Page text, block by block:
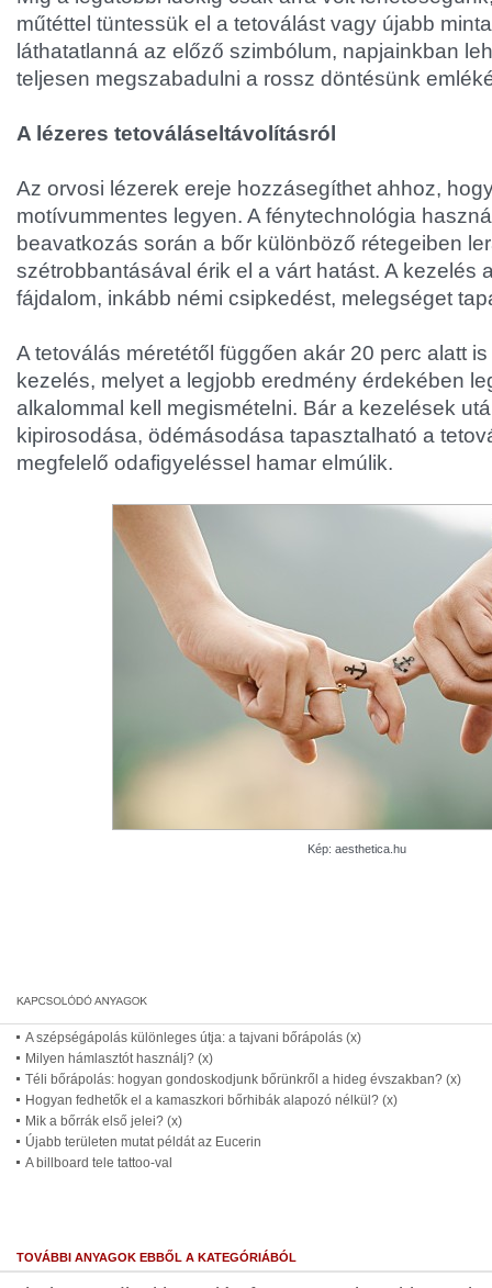
műtéttel tüntessük el a tetoválást vagy újabb
láthatatlanná az előző szimbólum, napjainkban
teljesen megszabadulni a rossz döntésünk
A lézeres tetováláseltávolításról
Az orvosi lézerek ereje hozzásegíthet ahhoz,
motívummentes legyen. A fénytechnológia
beavatkozás során a bőr különböző rétegeiben
szétrobbantásával érik el a várt hatást. A kezelés
fájdalom, inkább némi csipkedést, melegséget
A tetoválás méretétől függően akár 20 perc alatt
kezelés, melyet a legjobb eredmény érdekében
alkalommal kell megismételni. Bár a kezelések
kipirosodása, ödémásodása tapasztalható a
megfelelő odafigyeléssel hamar elmúlik.
Kép: aesthetica.hu
A szépségápolás különleges útja: a tajvani bőrápolás (x)
Milyen hámlasztót használj? (x)
Téli bőrápolás: hogyan gondoskodjunk bőrünkről a hideg évszakban? (x)
Hogyan fedhetők el a kamaszkori bőrhibák alapozó nélkül? (x)
Mik a bőrrák első jelei? (x)
Újabb területen mutat példát az Eucerin
A billboard tele tattoo-val
TOVÁBBI ANYAGOK EBBŐL A KATEGÓRIÁBÓL